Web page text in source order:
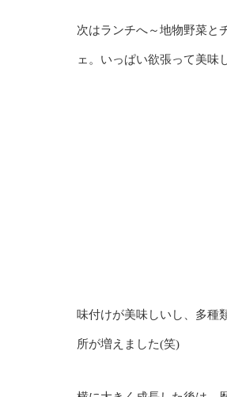
次はランチへ～地物野菜と
ェ。いっぱい欲張って美味
味付けが美味しいし、多種
所が増えました(笑)